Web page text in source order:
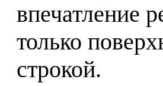
впечатление
только
строкой.